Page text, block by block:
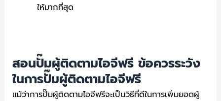
ให้มากที่สุด
สอนปั๊มผู้ติดตามไอจีฟรี ข้อควรระวัง
ในการปั๊มผู้ติดตามไอจีฟรี
แม้ว่าการปั๊มผู้ติดตามไอจีฟรีจะเป็นวิธีที่ดีในการเพิ่มยอดผู้